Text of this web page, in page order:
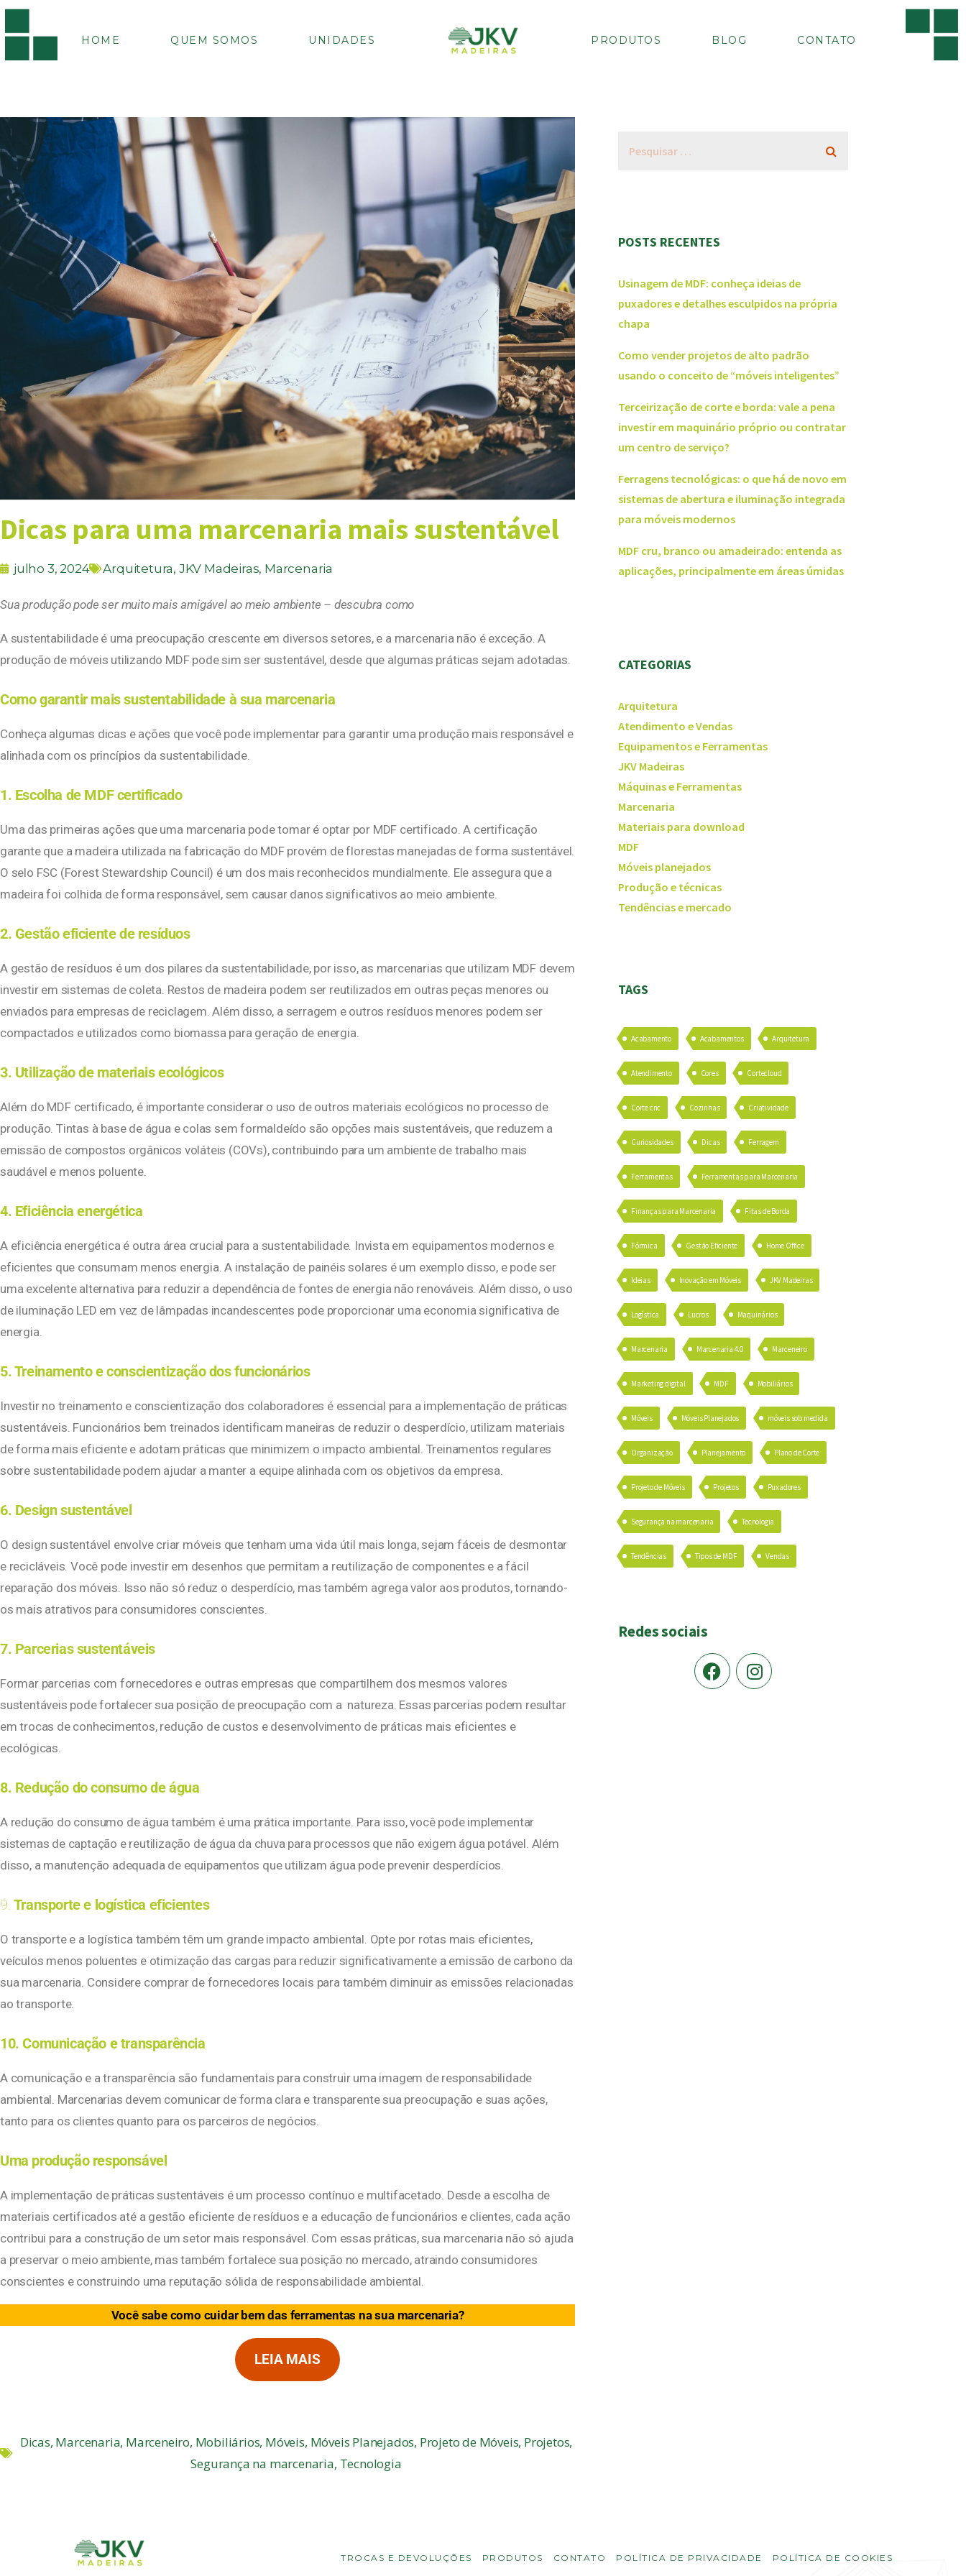
HOME QUEM SOMOS UNIDADES PRODUTOS BLOG CONTATO
Dicas para uma marcenaria mais sustentável
julho 3, 2024 Arquitetura, JKV Madeiras, Marcenaria
Sua produção pode ser muito mais amigável ao meio ambiente – descubra como
A sustentabilidade é uma preocupação crescente em diversos setores, e a marcenaria não é exceção. A
produção de móveis utilizando MDF pode sim ser sustentável, desde que algumas práticas sejam adotadas.
Como garantir mais sustentabilidade à sua marcenaria
Conheça algumas dicas e ações que você pode implementar para garantir uma produção mais responsável e
alinhada com os princípios da sustentabilidade.
1. Escolha de MDF certificado
Uma das primeiras ações que uma marcenaria pode tomar é optar por MDF certificado. A certificação
garante que a madeira utilizada na fabricação do MDF provém de florestas manejadas de forma sustentável.
O selo FSC (Forest Stewardship Council) é um dos mais reconhecidos mundialmente. Ele assegura que a
madeira foi colhida de forma responsável, sem causar danos significativos ao meio ambiente.
2. Gestão eficiente de resíduos
A gestão de resíduos é um dos pilares da sustentabilidade, por isso, as marcenarias que utilizam MDF devem
investir em sistemas de coleta. Restos de madeira podem ser reutilizados em outras peças menores ou
enviados para empresas de reciclagem. Além disso, a serragem e outros resíduos menores podem ser
compactados e utilizados como biomassa para geração de energia.
3. Utilização de materiais ecológicos
Além do MDF certificado, é importante considerar o uso de outros materiais ecológicos no processo de
produção. Tintas à base de água e colas sem formaldeído são opções mais sustentáveis, que reduzem a
emissão de compostos orgânicos voláteis (COVs), contribuindo para um ambiente de trabalho mais
saudável e menos poluente.
4. Eficiência energética
A eficiência energética é outra área crucial para a sustentabilidade. Invista em equipamentos modernos e
eficientes que consumam menos energia. A instalação de painéis solares é um exemplo disso, e pode ser
uma excelente alternativa para reduzir a dependência de fontes de energia não renováveis. Além disso, o uso
de iluminação LED em vez de lâmpadas incandescentes pode proporcionar uma economia significativa de
energia.
5. Treinamento e conscientização dos funcionários
Investir no treinamento e conscientização dos colaboradores é essencial para a implementação de práticas
sustentáveis. Funcionários bem treinados identificam maneiras de reduzir o desperdício, utilizam materiais
de forma mais eficiente e adotam práticas que minimizem o impacto ambiental. Treinamentos regulares
sobre sustentabilidade podem ajudar a manter a equipe alinhada com os objetivos da empresa.
6. Design sustentável
O design sustentável envolve criar móveis que tenham uma vida útil mais longa, sejam fáceis de desmontar
e recicláveis. Você pode investir em desenhos que permitam a reutilização de componentes e a fácil
reparação dos móveis. Isso não só reduz o desperdício, mas também agrega valor aos produtos, tornando-
os mais atrativos para consumidores conscientes.
7. Parcerias sustentáveis
Formar parcerias com fornecedores e outras empresas que compartilhem dos mesmos valores
sustentáveis pode fortalecer sua posição de preocupação com a natureza. Essas parcerias podem resultar
em trocas de conhecimentos, redução de custos e desenvolvimento de práticas mais eficientes e
ecológicas.
8. Redução do consumo de água
A redução do consumo de água também é uma prática importante. Para isso, você pode implementar
sistemas de captação e reutilização de água da chuva para processos que não exigem água potável. Além
disso, a manutenção adequada de equipamentos que utilizam água pode prevenir desperdícios.
9. Transporte e logística eficientes
O transporte e a logística também têm um grande impacto ambiental. Opte por rotas mais eficientes,
veículos menos poluentes e otimização das cargas para reduzir significativamente a emissão de carbono da
sua marcenaria. Considere comprar de fornecedores locais para também diminuir as emissões relacionadas
ao transporte.
10. Comunicação e transparência
A comunicação e a transparência são fundamentais para construir uma imagem de responsabilidade
ambiental. Marcenarias devem comunicar de forma clara e transparente sua preocupação e suas ações,
tanto para os clientes quanto para os parceiros de negócios.
Uma produção responsável
A implementação de práticas sustentáveis é um processo contínuo e multifacetado. Desde a escolha de
materiais certificados até a gestão eficiente de resíduos e a educação de funcionários e clientes, cada ação
contribui para a construção de um setor mais responsável. Com essas práticas, sua marcenaria não só ajuda
a preservar o meio ambiente, mas também fortalece sua posição no mercado, atraindo consumidores
conscientes e construindo uma reputação sólida de responsabilidade ambiental.
Você sabe como cuidar bem das ferramentas na sua marcenaria?
LEIA MAIS
Dicas, Marcenaria, Marceneiro, Mobiliários, Móveis, Móveis Planejados, Projeto de Móveis, Projetos,
Segurança na marcenaria, Tecnologia
POSTS RECENTES
Usinagem de MDF: conheça ideias de
puxadores e detalhes esculpidos na própria
chapa
Como vender projetos de alto padrão
usando o conceito de “móveis inteligentes”
Terceirização de corte e borda: vale a pena
investir em maquinário próprio ou contratar
um centro de serviço?
Ferragens tecnológicas: o que há de novo em
sistemas de abertura e iluminação integrada
para móveis modernos
MDF cru, branco ou amadeirado: entenda as
aplicações, principalmente em áreas úmidas
CATEGORIAS
Arquitetura
Atendimento e Vendas
Equipamentos e Ferramentas
JKV Madeiras
Máquinas e Ferramentas
Marcenaria
Materiais para download
MDF
Móveis planejados
Produção e técnicas
Tendências e mercado
TAGS
Acabamento Acabamentos Arquitetura
Atendimento Cores Cortecloud
Corte cnc Cozinhas Criatividade
Curiosidades Dicas Ferragem
Ferramentas Ferramentas para Marcenaria
Finanças para Marcenaria Fitas de Borda
Fórmica Gestão Eficiente Home Office
Ideias Inovação em Móveis JKV Madeiras
Logística Lucros Maquinários
Marcenaria Marcenaria 4.0 Marceneiro
Marketing digital MDF Mobiliários
Móveis Móveis Planejados móveis sob medida
Organização Planejamento Plano de Corte
Projeto de Móveis Projetos Puxadores
Segurança na marcenaria Tecnologia
Tendências Tipos de MDF Vendas
Redes sociais
TROCAS E DEVOLUÇÕES PRODUTOS CONTATO POLÍTICA DE PRIVACIDADE POLÍTICA DE COOKIES